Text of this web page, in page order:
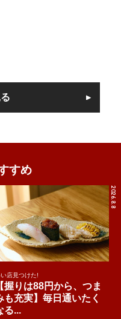
すめ
2026.8.8
店見つけた!
【握りは88円から、つま
も充実】毎日通いたく
る...